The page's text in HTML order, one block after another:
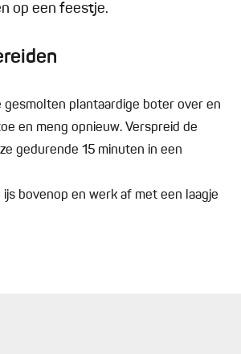
op een feestje.
gesmolten plantaardige boter over en
en meng opnieuw. Verspreid de
gedurende 15 minuten in een
bovenop en werk af met een laagje